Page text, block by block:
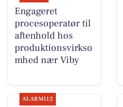
Engageret
procesoperatør til
aftenhold hos
produktionsvirkso
mhed nær Viby
ALARM112